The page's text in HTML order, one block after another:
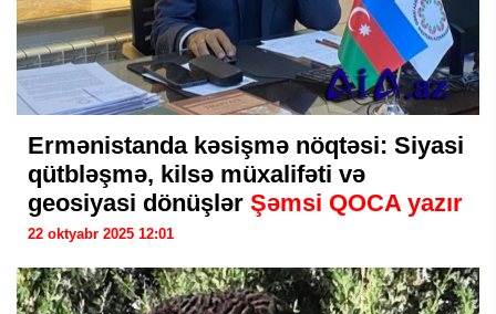
Ermənistanda kəsişmə nöqtəsi: Siyasi
qütbləşmə, kilsə müxalifəti və
geosiyasi dönüşlər Şəmsi QOCA yazır
22 oktyabr 2025 12:01